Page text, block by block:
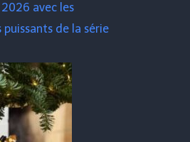
avec les
puissants de la série